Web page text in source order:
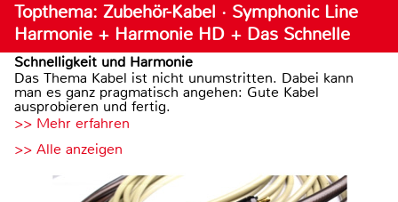
Topthema: Zubehör-Kabel · Symphonic Line
Harmonie + Harmonie HD + Das Schnelle
Schnelligkeit und Harmonie
Das Thema Kabel ist nicht unumstritten. Dabei kann
man es ganz pragmatisch angehen: Gute Kabel
ausprobieren und fertig.
>> Mehr erfahren
>> Alle anzeigen